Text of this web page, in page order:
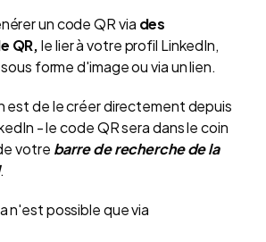
un code QR via des
QR,le lier à votre profil LinkedIn,
forme d'image ou via un lien.
est de le créer directement depuis
- le code QR sera dans le coin
votre barre de recherche de la
.
n'est possible que via